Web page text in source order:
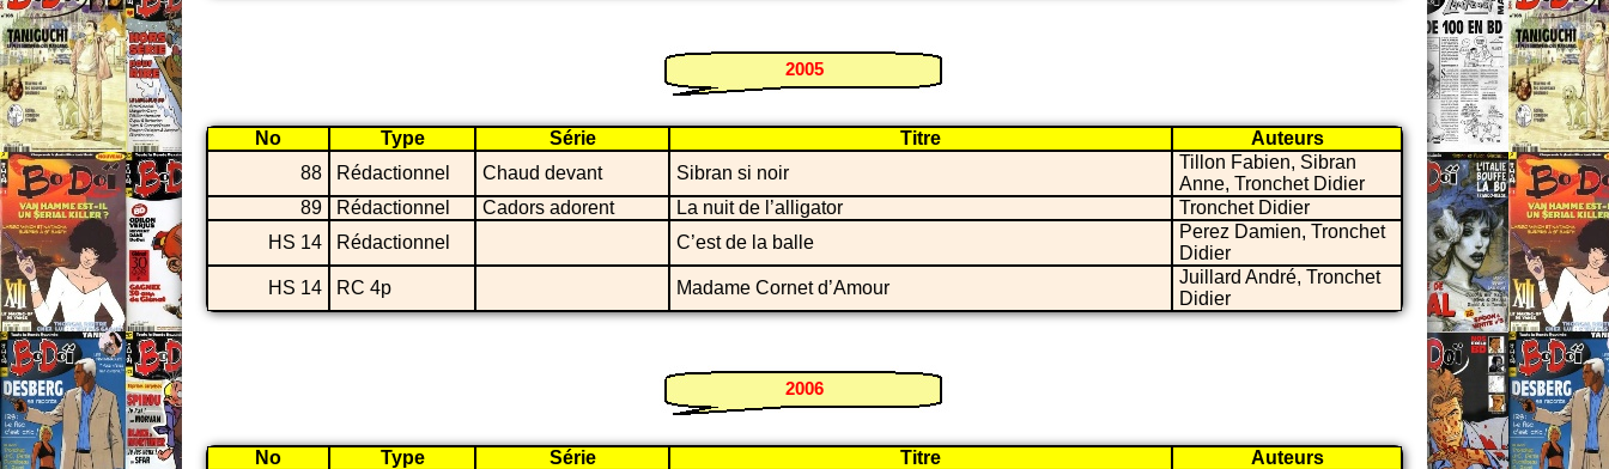
2005
No Type Série Titre
Auteurs
88
Rédactionnel Chaud devant Sibran si noir
Tillon Fabien, Sibran
Anne, Tronchet Didier
89
Rédactionnel Cadors adorent La nuit de l’alligator
Tronchet Didier
HS 14
Rédactionnel C’est de la balle
Perez Damien, Tronchet
Didier
HS 14
RC 4p Madame Cornet d’Amour
Juillard André, Tronchet
Didier
2006
No Type Série Titre
Auteurs